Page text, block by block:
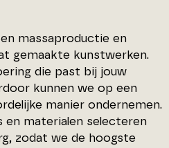
massaproductie en
gemaakte kunstwerken.
die past bij jouw
kunnen we op een
manier ondernemen.
materialen selecteren
zodat we de hoogste